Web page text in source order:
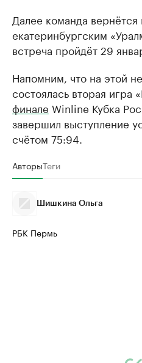
Далее команда
екатеринбургским
встреча пройдёт 29
Напомним, что на этой
состоялась вторая игра
финале Winline Кубка
завершил выступление
счётом 75:94.
АвторыТеги
Шишкина Ольга
РБК Пермь